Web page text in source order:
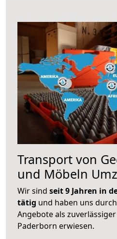
Transport von
und Möbeln
Wir sind seit 9 Jahren in
tätig und haben uns
Angebote als
Paderborn erwiesen.